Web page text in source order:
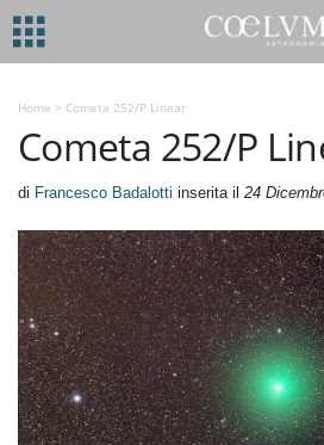
Home > Cometa 252/P Linear
Cometa 252/P
di Francesco Badalotti inserita il 24